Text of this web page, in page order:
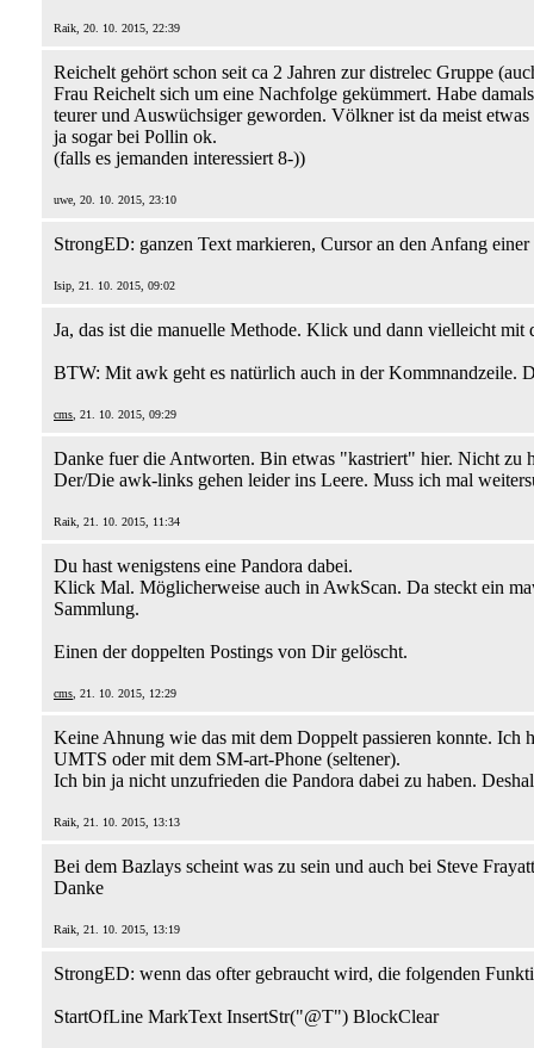
Raik, 20. 10. 2015, 22:39
Reichelt gehört schon seit ca 2 Jahren zur distrelec Gruppe
Frau Reichelt sich um eine Nachfolge gekümmert. Habe
teurer und Auswüchsiger geworden. Völkner ist da meist
ja sogar bei Pollin ok.
(falls es jemanden interessiert 8-))
uwe, 20. 10. 2015, 23:10
StrongED: ganzen Text markieren, Cursor an den Anfang
Isip, 21. 10. 2015, 09:02
Ja, das ist die manuelle Methode. Klick und dann vielleicht
BTW: Mit awk geht es natürlich auch in der Kommnandzeile.
cms , 21. 10. 2015, 09:29
Danke fuer die Antworten. Bin etwas "kastriert" hier. Nicht zu
Der/Die awk-links gehen leider ins Leere. Muss ich mal
Raik, 21. 10. 2015, 11:34
Du hast wenigstens eine Pandora dabei.
Klick Mal. Möglicherweise auch in AwkScan. Da steckt ein
Sammlung.
Einen der doppelten Postings von Dir gelöscht.
cms , 21. 10. 2015, 12:29
Keine Ahnung wie das mit dem Doppelt passieren konnte. Ich
UMTS oder mit dem SM-art-Phone (seltener).
Ich bin ja nicht unzufrieden die Pandora dabei zu haben.
Raik, 21. 10. 2015, 13:13
Bei dem Bazlays scheint was zu sein und auch bei Steve
Danke
Raik, 21. 10. 2015, 13:19
StrongED: wenn das ofter gebraucht wird, die folgenden
StartOfLine MarkText InsertStr("@T") BlockClear